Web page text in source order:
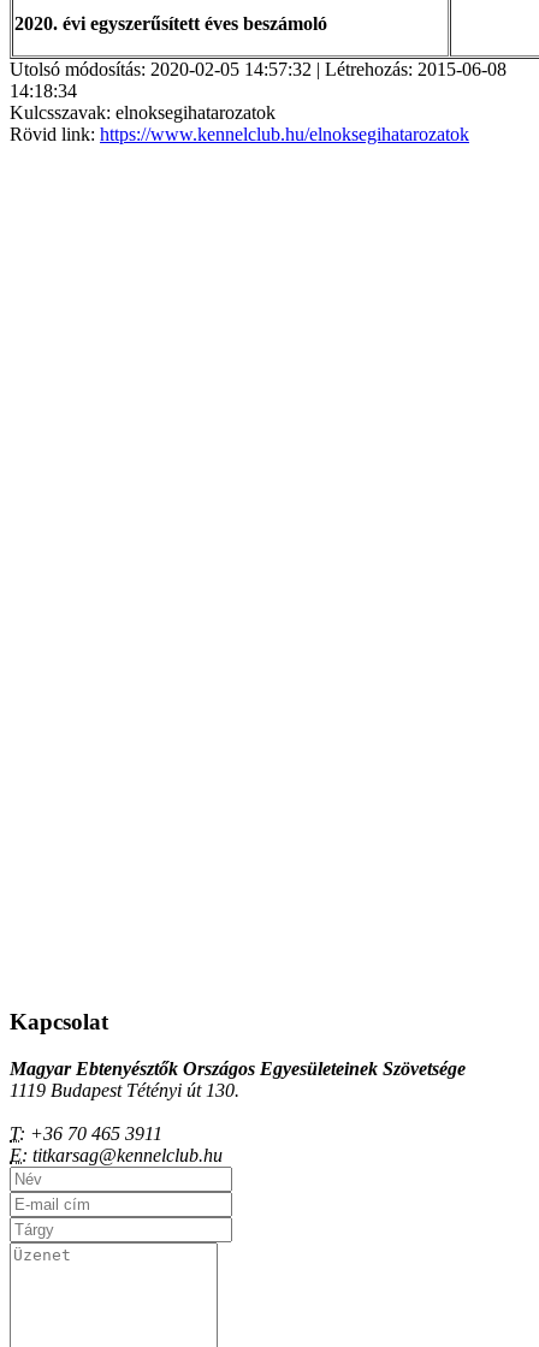
2020. évi egyszerűsített éves beszámoló
Utolsó módosítás: 2020-02-05 14:57:32 | Létrehozás: 2015-06-08
14:18:34
Kulcsszavak: elnoksegihatarozatok
Rövid link: https://www.kennelclub.hu/elnoksegihatarozatok
Kapcsolat
Magyar Ebtenyésztők Országos Egyesületeinek Szövetsége
1119 Budapest Tétényi út 130.
T: +36 70 465 3911
E: titkarsag@kennelclub.hu